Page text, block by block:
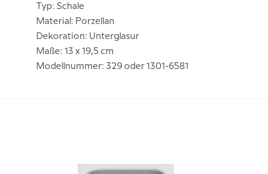
Typ: Schale
Material: Porzellan
Dekoration: Unterglasur
Maße: 13 x 19,5 cm
Modellnummer: 329 oder 1301-6581